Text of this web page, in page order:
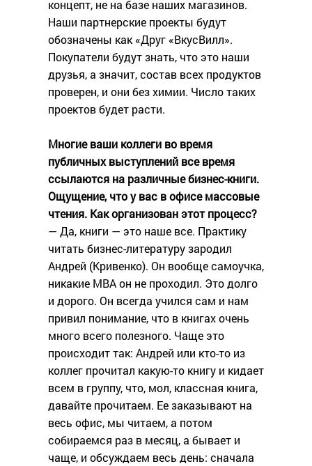
концепт, не на базе наших магазинов.
Наши партнерские проекты будут
обозначены как «Друг «ВкусВилл».
Покупатели будут знать, что это наши
друзья, а значит, состав всех продуктов
проверен, и они без химии. Число таких
проектов будет расти.
Многие ваши коллеги во время
публичных выступлений все время
ссылаются на различные бизнес-книги.
Ощущение, что у вас в офисе массовые
чтения. Как организован этот процесс?
— Да, книги — это наше все. Практику
читать бизнес-литературу зародил
Андрей (Кривенко). Он вообще самоучка,
никакие MBA он не проходил. Это долго
и дорого. Он всегда учился сам и нам
привил понимание, что в книгах очень
много всего полезного. Чаще это
происходит так: Андрей или кто-то из
коллег прочитал какую-то книгу и кидает
всем в группу, что, мол, классная книга,
давайте прочитаем. Ее заказывают на
весь офис, мы читаем, а потом
собираемся раз в месяц, а бывает и
чаще, и обсуждаем весь день: сначала